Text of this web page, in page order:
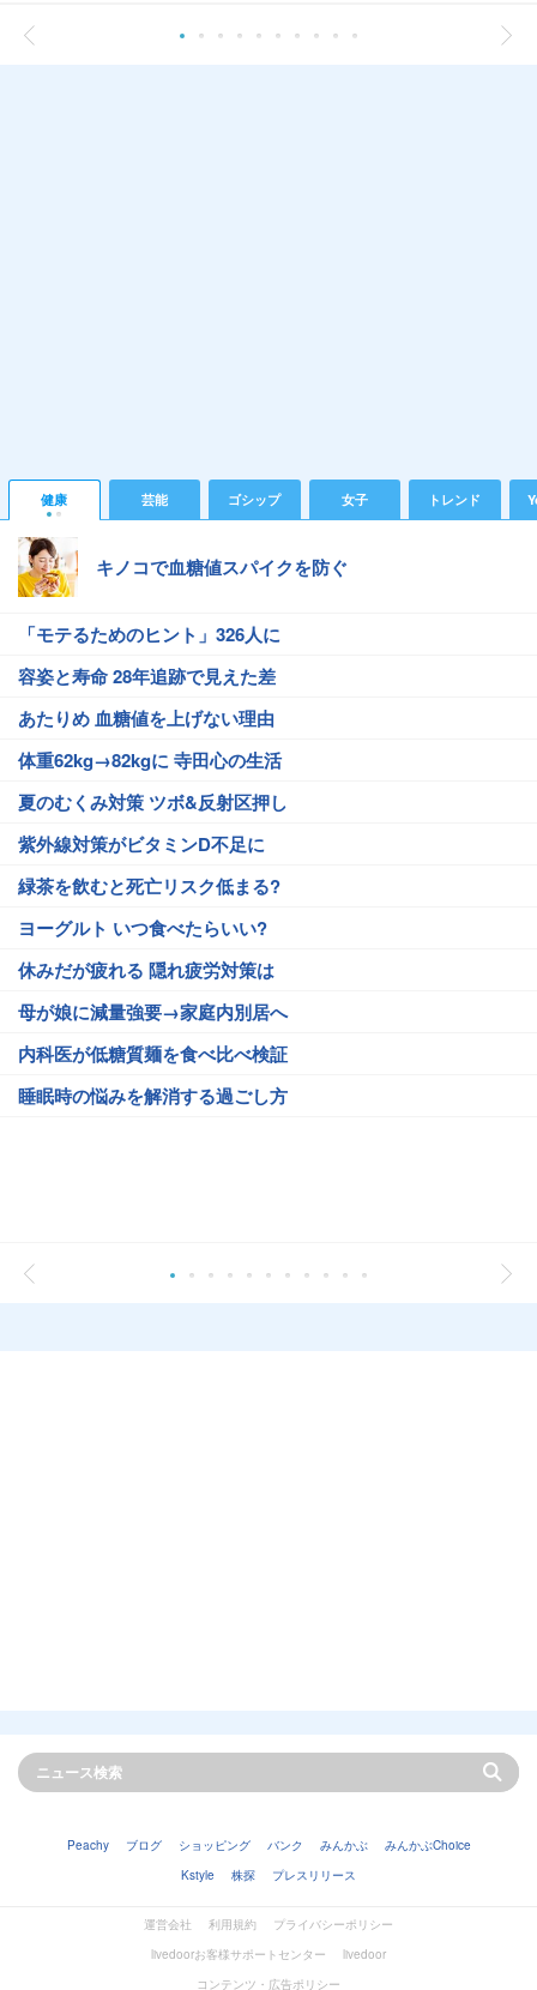
健康 芸能 ゴシップ 女子 トレンド
キノコで血糖値スパイクを防ぐ
「モテるためのヒント」326人に
容姿と寿命 28年追跡で見えた差
あたりめ 血糖値を上げない理由
体重62kg→82kgに 寺田心の生活
夏のむくみ対策 ツボ&反射区押し
紫外線対策がビタミンD不足に
緑茶を飲むと死亡リスク低まる?
ヨーグルト いつ食べたらいい?
休みだが疲れる 隠れ疲労対策は
母が娘に減量強要→家庭内別居へ
内科医が低糖質麺を食べ比べ検証
睡眠時の悩みを解消する過ごし方
Peachy ブログ ショッピング バンク みんかぶ
みんかぶChoice
Kstyle
株探 プレスリリース
運営会社 利用規約
プライバシーポリシー
livedoorお客様サポートセンター
livedoor
コンテンツ・広告ポリシー